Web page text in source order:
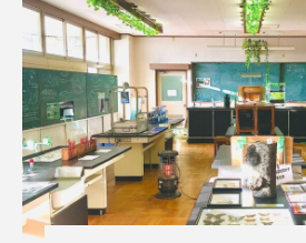
保全 健康 八景島シー
共生 分析 分類
剥製 動物園 化石
北極 医療 南極大陸